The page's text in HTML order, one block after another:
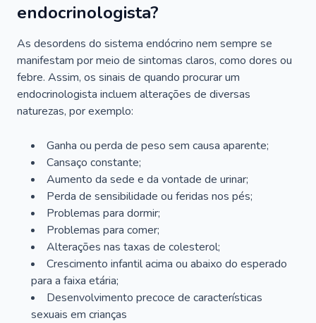
endocrinologista?
As desordens do sistema endócrino nem sempre se
manifestam por meio de sintomas claros, como dores ou
febre. Assim, os sinais de quando procurar um
endocrinologista incluem alterações de diversas
naturezas, por exemplo:
Ganha ou perda de peso sem causa aparente;
Cansaço constante;
Aumento da sede e da vontade de urinar;
Perda de sensibilidade ou feridas nos pés;
Problemas para dormir;
Problemas para comer;
Alterações nas taxas de colesterol;
Crescimento infantil acima ou abaixo do esperado
para a faixa etária;
Desenvolvimento precoce de características
sexuais em crianças